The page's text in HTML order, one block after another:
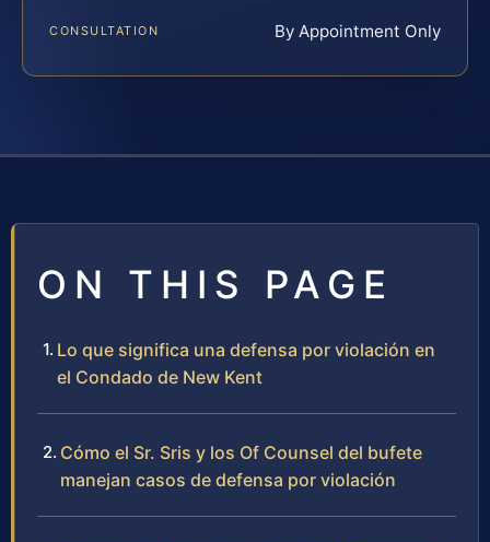
CONSULTATION By Appointment Only
ON THIS PAGE
Lo que significa una defensa por violación en
el Condado de New Kent
Cómo el Sr. Sris y los Of Counsel del bufete
manejan casos de defensa por violación